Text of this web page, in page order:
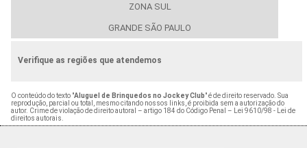
ZONA SUL
GRANDE SÃO PAULO
Verifique as regiões que atendemos
O conteúdo do texto "Aluguel de Brinquedos no Jockey Club" é de direito reservado. Sua
reprodução, parcial ou total, mesmo citando nossos links, é proibida sem a autorização do
autor. Crime de violação de direito autoral – artigo 184 do Código Penal – Lei 9610/98 - Lei de
direitos autorais.